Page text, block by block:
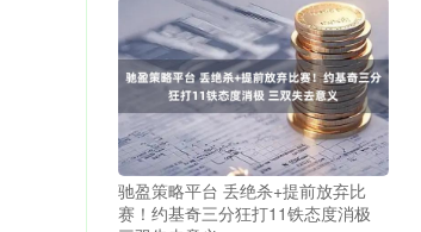
驰盈策略平台 丢绝杀+提前放弃比
赛！约基奇三分狂打11铁态度消极